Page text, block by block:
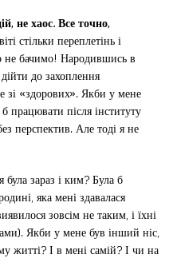
не хаос. Все точно,
стільки переплетінь і
не бачимо! Народившись в
до захоплення
зі «здорових». Якби у мене
працювати після інституту
перспектив. Але тоді я не
зараз і ким? Була б
яка мені здавалася
зовсім не таким, і їхні
Якби у мене був інший ніс,
житті? І в мені самій? І чи на